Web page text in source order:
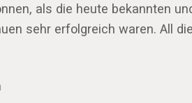
als die heute bekannten
sehr erfolgreich waren. All